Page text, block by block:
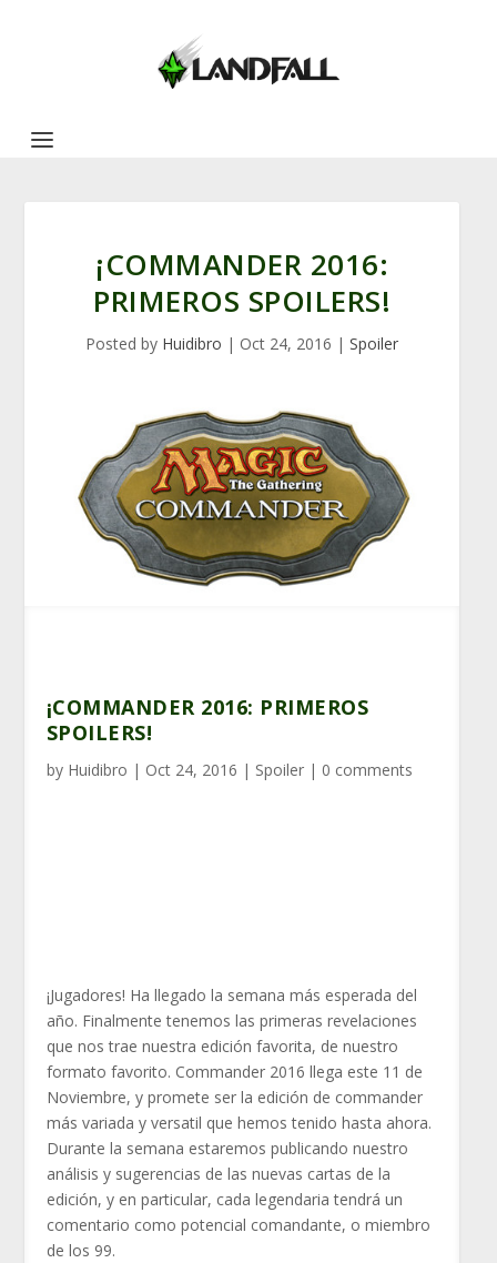
¡COMMANDER 2016:
PRIMEROS SPOILERS!
Posted by Huidibro | Oct 24, 2016 | Spoiler
¡COMMANDER 2016: PRIMEROS
SPOILERS!
by Huidibro | Oct 24, 2016 | Spoiler| 0 comments
¡Jugadores! Ha llegado la semana más esperada del
año. Finalmente tenemos las primeras revelaciones
que nos trae nuestra edición favorita, de nuestro
formato favorito. Commander 2016 llega este 11 de
Noviembre, y promete ser la edición de commander
más variada y versatil que hemos tenido hasta ahora.
Durante la semana estaremos publicando nuestro
análisis y sugerencias de las nuevas cartas de la
edición, y en particular, cada legendaria tendrá un
comentario como potencial comandante, o miembro
de los 99.